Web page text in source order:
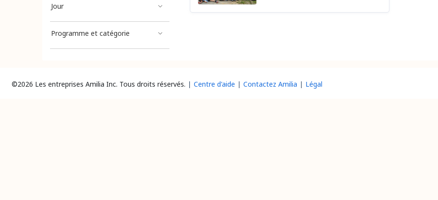
Jour
Programme et catégorie
©2026 Les entreprises Amilia Inc. Tous droits réservés. Centre d'aide Contactez Amilia Légal